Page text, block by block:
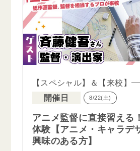
【スペシャル】＆【来校】
開催日
8/22(土)
アニメ監督に直接習える
体験【アニメ・キャラデ
興味のある方】